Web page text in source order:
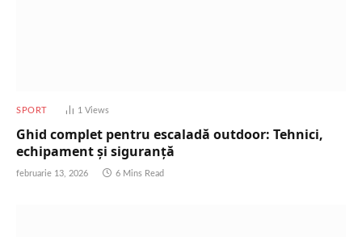
SPORT 1 Views
Ghid complet pentru escaladă outdoor: Tehnici,
echipament și siguranță
februarie 13, 2026 6 Mins Read